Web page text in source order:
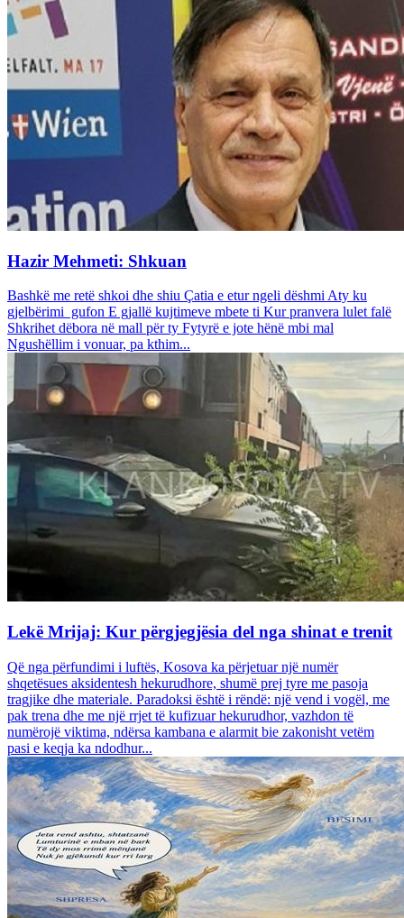
Hazir Mehmeti: Shkuan
Bashkë me retë shkoi dhe shiu Çatia e etur ngeli dëshmi Aty ku
gjelbërimi gufon E gjallë kujtimeve mbete ti Kur pranvera lulet falë
Shkrihet dëbora në mall për ty Fytyrë e jote hënë mbi mal
Ngushëllim i vonuar, pa kthim...
Lekë Mrijaj: Kur përgjegjësia del nga shinat e trenit
Që nga përfundimi i luftës, Kosova ka përjetuar një numër
shqetësues aksidentesh hekurudhore, shumë prej tyre me pasoja
tragjike dhe materiale. Paradoksi është i rëndë: një vend i vogël, me
pak trena dhe me një rrjet të kufizuar hekurudhor, vazhdon të
numërojë viktima, ndërsa kambana e alarmit bie zakonisht vetëm
pasi e keqja ka ndodhur...